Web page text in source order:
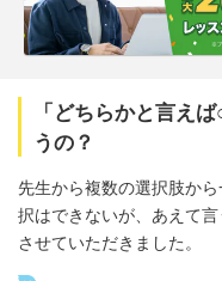
「どちらかと言え
うの？
先生から複数の選択肢か
択はできないが、あえて
させていただきました。